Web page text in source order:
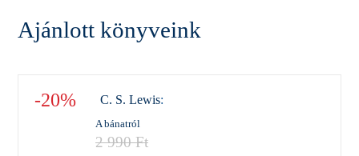
Ajánlott könyveink
-20% C. S. Lewis:
A bánatról
2 990Ft